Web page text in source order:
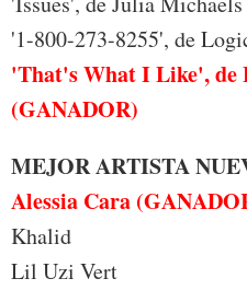
'1-800-273-8255', de
'That's What I Like', de
(GANADOR)
MEJOR ARTISTA
Alessia Cara
Khalid
Lil Uzi Vert